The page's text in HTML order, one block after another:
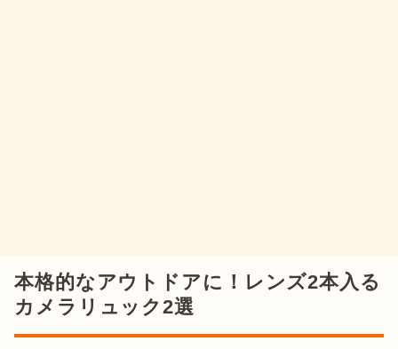
本格的なアウトドアに！レンズ2本入る
カメラリュック2選